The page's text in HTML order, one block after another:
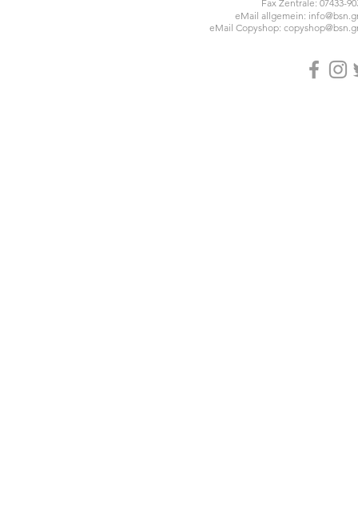
Fax Zentrale: 07433-
eMail allgemein:
eMail Copyshop: